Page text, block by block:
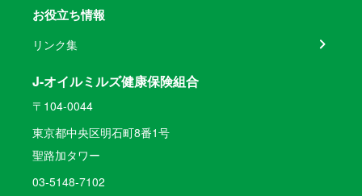
お役立ち情報
リンク集
J-オイルミルズ健康保険組合
〒104-0044
東京都中央区明石町8番1号
聖路加タワー
03-5148-7102